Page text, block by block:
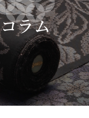
コラム